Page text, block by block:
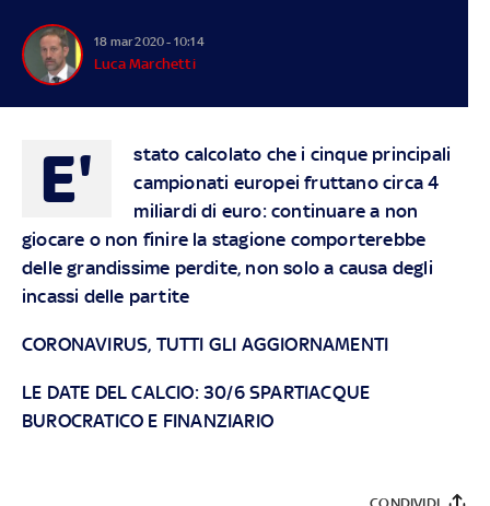
18 mar 2020 - 10:14
Luca Marchetti
E'
stato calcolato che i cinque principali
campionati europei fruttano circa 4
miliardi di euro: continuare a non
giocare o non finire la stagione comporterebbe
delle grandissime perdite, non solo a causa degli
incassi delle partite
CORONAVIRUS, TUTTI GLI AGGIORNAMENTI
LE DATE DEL CALCIO: 30/6 SPARTIACQUE
BUROCRATICO E FINANZIARIO